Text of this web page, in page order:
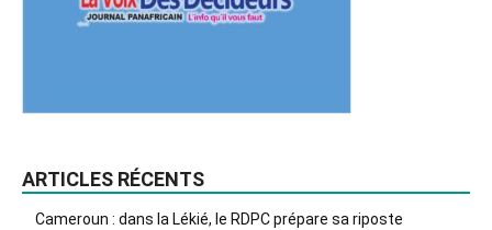
ARTICLES RÉCENTS
Cameroun : dans la Lékié, le RDPC prépare sa riposte